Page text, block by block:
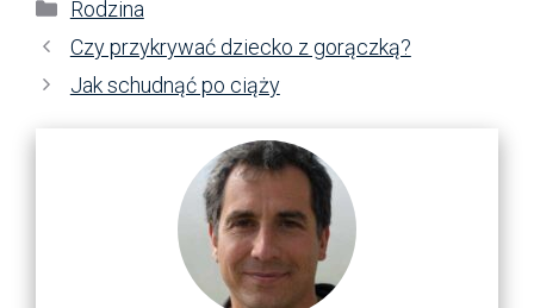
Rodzina
Czy przykrywać dziecko z gorączką?
Jak schudnąć po ciąży